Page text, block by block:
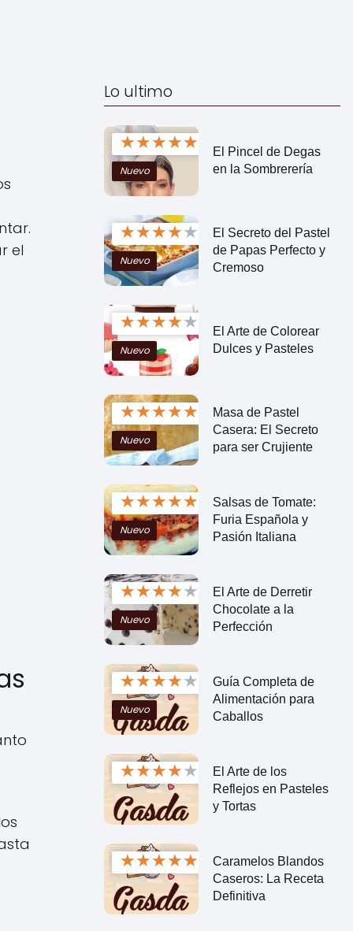
el
Lo ultimo
★★★★★
Nuevo
El Pincel de Degas
en la Sombrerería
★★★★★
Nuevo
El Secreto del Pastel
de Papas Perfecto y
Cremoso
★★★★★
Nuevo
El Arte de Colorear
Dulces y Pasteles
★★★★★
Nuevo
Masa de Pastel
Casera: El Secreto
para ser Crujiente
★★★★★
Nuevo
Salsas de Tomate:
Furia Española y
Pasión Italiana
★★★★★
Nuevo
El Arte de Derretir
Chocolate a la
Perfección
★★★★★
Nuevo
Guía Completa de
Alimentación para
Caballos
★★★★★
El Arte de los
Reflejos en Pasteles
y Tortas
★★★★★
Caramelos Blandos
Caseros: La Receta
Definitiva